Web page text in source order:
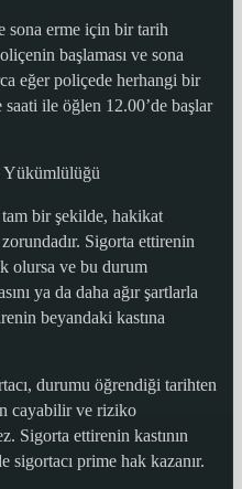
sona erme için bir tarih
başlaması ve sona
eğer poliçede herhangi bir
saati ile öğlen 12.00’de başlar
Yükümlülüğü
bir şekilde, hakikat
Sigorta ettirenin
olursa ve bu durum
ya da daha ağır şartlarla
beyandaki kastına
durumu öğrendiği tarihten
cayabilir ve riziko
Sigorta ettirenin kastının
sigortacı prime hak kazanır.